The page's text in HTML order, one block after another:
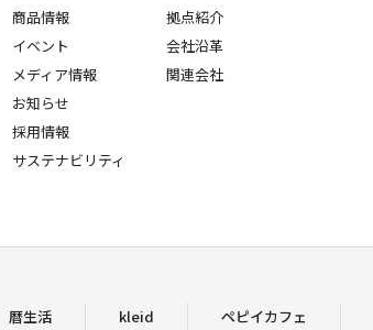
商品情報
イベント
メディア情報
お知らせ
採用情報
サステナビリティ
拠点紹介
会社沿革
関連会社
暦生活 kleid ペピイカフェ